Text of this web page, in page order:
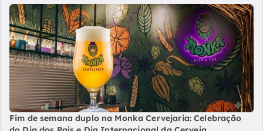
Fim de semana duplo na Monka Cervejaria: Celebração